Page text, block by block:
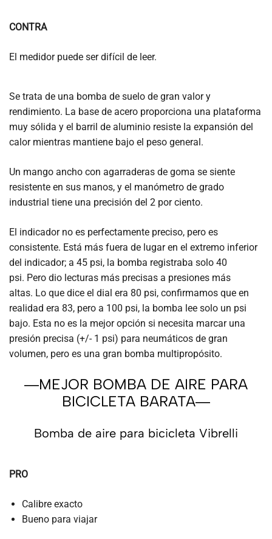
CONTRA
El medidor puede ser difícil de leer.
Se trata de una bomba de suelo de gran valor y
rendimiento. La base de acero proporciona una plataforma
muy sólida y el barril de aluminio resiste la expansión del
calor mientras mantiene bajo el peso general.
Un mango ancho con agarraderas de goma se siente
resistente en sus manos, y el manómetro de grado
industrial tiene una precisión del 2 por ciento.
El indicador no es perfectamente preciso, pero es
consistente. Está más fuera de lugar en el extremo inferior
del indicador; a 45 psi, la bomba registraba solo 40
psi. Pero dio lecturas más precisas a presiones más
altas. Lo que dice el dial era 80 psi, confirmamos que en
realidad era 83, pero a 100 psi, la bomba lee solo un psi
bajo. Esta no es la mejor opción si necesita marcar una
presión precisa (+/- 1 psi) para neumáticos de gran
volumen, pero es una gran bomba multipropósito.
―MEJOR BOMBA DE AIRE PARA
BICICLETA BARATA―
Bomba de aire para bicicleta Vibrelli
PRO
Calibre exacto
Bueno para viajar